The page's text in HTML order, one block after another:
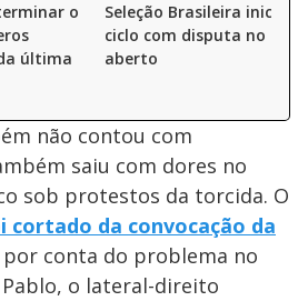
o
última
Seleção Brasileira inicia
ciclo com disputa no gol
aberto
não contou com
saiu com dores no
sob protestos da torcida. O
cortado da convocação da
por conta do problema no
o lateral-direito